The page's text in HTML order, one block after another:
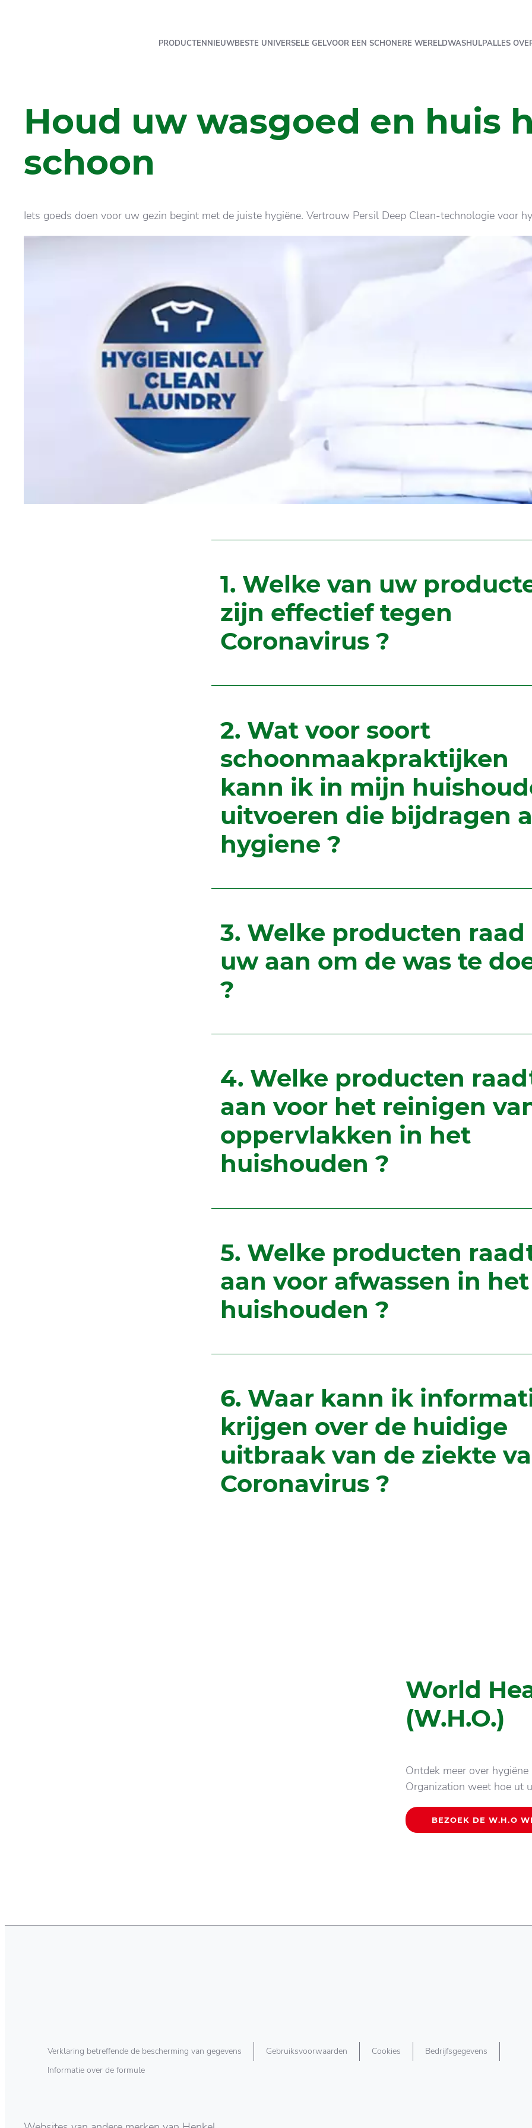
PRODUCTENNIEUWBESTE UNIVERSELE GELVOOR EEN SCHONERE WERELDWASHULPALLES
Houd uw wasgoed en huis
schoon
Iets goeds doen voor uw gezin begint met de juiste hygiëne. Vertrouw Persil Deep Clean-technologie voor
1. Welke van uw
zijn effectief tegen
Coronavirus ?
2. Wat voor soort
schoonmaakpraktijken
kann ik in mijn
uitvoeren die bijdragen
hygiene ?
3. Welke producten raad
uw aan om de was te
?
4. Welke producten
aan voor het reinigen
oppervlakken in het
huishouden ?
5. Welke producten
aan voor afwassen in het
huishouden ?
6. Waar kann ik
krijgen over de huidige
uitbraak van de ziekte
Coronavirus ?
World
(W.H.O.)
Ontdek meer over
Organization weet hoe ut
BEZOEK DE W.H.O
Verklaring betreffende de bescherming van gegevens Gebruiksvoorwaarden Cookies
Bedrijfsgegevens
Informatie over de formule